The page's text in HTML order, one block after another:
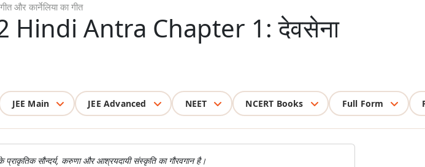
कार्नेलिया का गीत
Antra Chapter 1: देवसेना
JEE Main JEE Advanced NEET NCERT Books Full Form
प्राकृतिक सौन्दर्य, करुणा और आश्रयदायी संस्कृति का गौरवगान है।